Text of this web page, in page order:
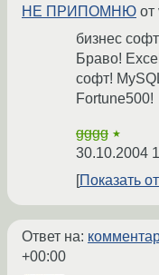
НЕ ПРИПОМНЮ от
бизнес
Браво!
софт!
Fortune500!
gggg ★
30.10.2004
Показать
Ответ на:
+00:00